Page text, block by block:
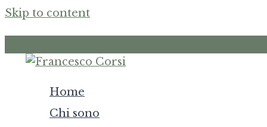
Skip to content
Home
Chi sono